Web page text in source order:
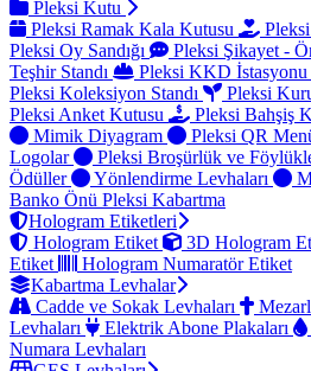
Pleksi Kutu
Pleksi Ramak Kala Kutusu
Pleksi Oy Sandığı
Pleksi Şikayet -
Teşhir Standı
Pleksi KKD İstasyonu
Pleksi Koleksiyon Standı
Pleksi
Pleksi Anket Kutusu
Pleksi Bahşiş
Mimik Diyagram
Pleksi QR
Logolar
Pleksi Broşürlük ve
Ödüller
Yönlendirme Levhaları
Banko Önü Pleksi Kabartma
Hologram Etiketleri
Hologram Etiket
3D Hologram
Etiket
Hologram Numaratör Etiket
Kabartma Levhalar
Cadde ve Sokak Levhaları
Levhaları
Elektrik Abone Plakaları
Numara Levhaları